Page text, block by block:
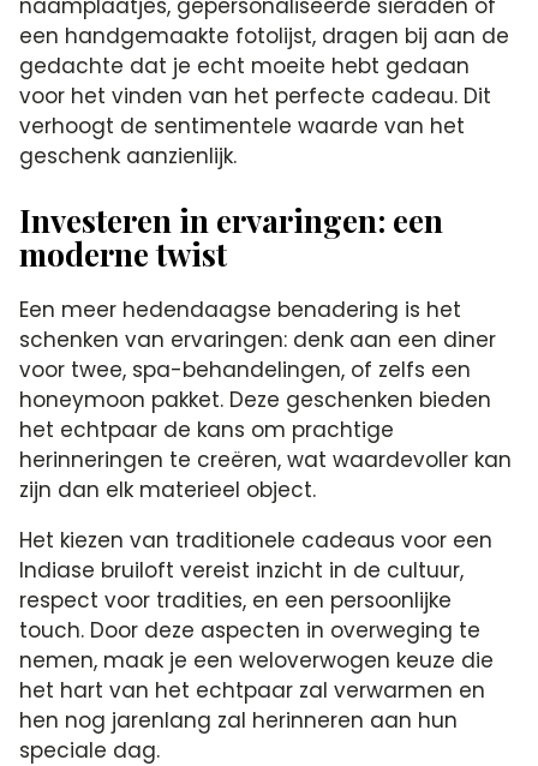
een handgemaakte fotolijst, dragen bij aan de
gedachte dat je echt moeite hebt gedaan
voor het vinden van het perfecte cadeau. Dit
verhoogt de sentimentele waarde van het
geschenk aanzienlijk.
Investeren in ervaringen: een
moderne twist
Een meer hedendaagse benadering is het
schenken van ervaringen: denk aan een diner
voor twee, spa-behandelingen, of zelfs een
honeymoon pakket. Deze geschenken bieden
het echtpaar de kans om prachtige
herinneringen te creëren, wat waardevoller kan
zijn dan elk materieel object.
Het kiezen van traditionele cadeaus voor een
Indiase bruiloft vereist inzicht in de cultuur,
respect voor tradities, en een persoonlijke
touch. Door deze aspecten in overweging te
nemen, maak je een weloverwogen keuze die
het hart van het echtpaar zal verwarmen en
hen nog jarenlang zal herinneren aan hun
speciale dag.